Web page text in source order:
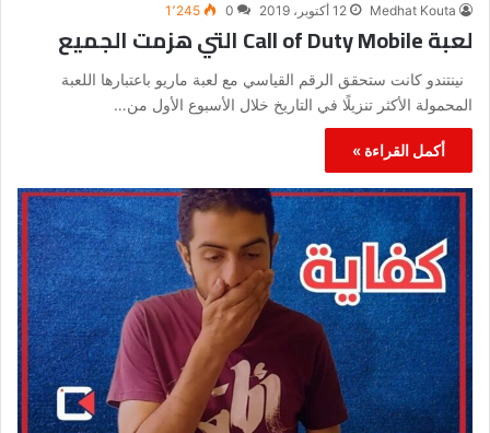
Medhat Kouta 12 أكتوبر، 2019 0 1٬245
لعبة Call of Duty Mobile التي هزمت الجميع
نينتندو كانت ستحقق الرقم القياسي مع لعبة ماريو باعتبارها اللعبة
المحمولة الأكثر تنزيلًا في التاريخ خلال الأسبوع الأول من…
أكمل القراءة »